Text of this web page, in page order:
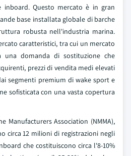
Questo mercato è in gran
base installata globale di barche
robusta nell'industria marina.
caratteristici, tra cui un mercato
una domanda di sostituzione che
prezzi di vendita medi elevati
segmenti premium di wake sport e
sofisticata con una vasta copertura
Manufacturers Association (NMMA),
circa 12 milioni di registrazioni negli
che costituiscono circa l'8-10%